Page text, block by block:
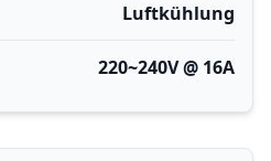
Luftkühlung
220~240V @ 16A